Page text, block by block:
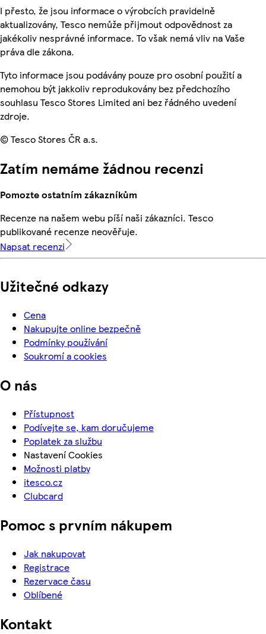
I přesto, že jsou informace o výrobcích pravidelně
aktualizovány, Tesco nemůže přijmout odpovědnost za
jakékoliv nesprávné informace. To však nemá vliv na Vaše
práva dle zákona.
Tyto informace jsou podávány pouze pro osobní použití a
nemohou být jakkoliv reprodukovány bez předchozího
souhlasu Tesco Stores Limited ani bez řádného uvedení
zdroje.
© Tesco Stores ČR a.s.
Zatím nemáme žádnou recenzi
Pomozte ostatním zákazníkům
Recenze na našem webu píší naši zákazníci. Tesco
publikované recenze neověřuje.
Napsat recenzi
Užitečné odkazy
Cena
Nakupujte online bezpečně
Podmínky používání
Soukromí a cookies
O nás
Přístupnost
Podívejte se, kam doručujeme
Poplatek za službu
Nastavení Cookies
Možnosti platby
itesco.cz
Clubcard
Pomoc s prvním nákupem
Jak nakupovat
Registrace
Rezervace času
Oblíbené
Kontakt